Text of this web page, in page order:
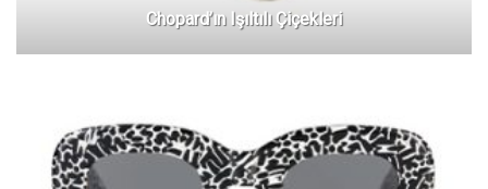
Chopard’ın Işıltılı Çiçekleri